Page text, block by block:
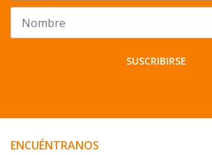
SUSCRIBIRSE
ENCUÉNTRANOS